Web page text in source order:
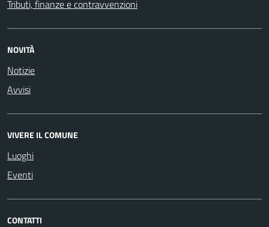
Tributi, finanze e contravvenzioni
NOVITÀ
Notizie
Avvisi
VIVERE IL COMUNE
Luoghi
Eventi
CONTATTI